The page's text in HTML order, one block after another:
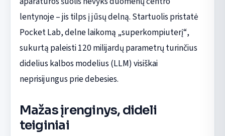
lentynoje – jis tilps į jūsų delną. Startuolis pristatė
Pocket Lab, delne laikomą „superkompiuterį“,
sukurtą paleisti 120 milijardų parametrų turinčius
didelius kalbos modelius (LLM) visiškai
neprisijungus prie debesies.
Mažas įrenginys, dideli
teiginiai